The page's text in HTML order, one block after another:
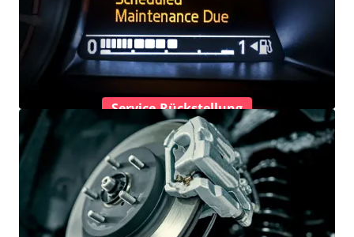
Service-Rückstellung